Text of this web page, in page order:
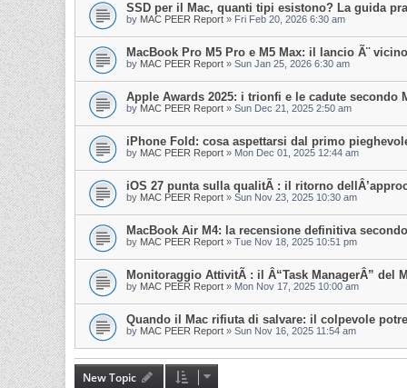
SSD per il Mac, quanti tipi esistono? La guida
by MAC PEER Report » Fri Feb 20, 2026 6:30 am
MacBook Pro M5 Pro e M5 Max: il lancio Ã¨
by MAC PEER Report » Sun Jan 25, 2026 6:30 am
Apple Awards 2025: i trionfi e le cadute secondo
by MAC PEER Report » Sun Dec 21, 2025 2:50 am
iPhone Fold: cosa aspettarsi dal primo
by MAC PEER Report » Mon Dec 01, 2025 12:44 am
iOS 27 punta sulla qualitÃ : il ritorno
by MAC PEER Report » Sun Nov 23, 2025 10:30 am
MacBook Air M4: la recensione definitiva
by MAC PEER Report » Tue Nov 18, 2025 10:51 pm
Monitoraggio AttivitÃ : il Â“Task ManagerÂ” del
by MAC PEER Report » Mon Nov 17, 2025 10:00 am
Quando il Mac rifiuta di salvare: il colpevole
by MAC PEER Report » Sun Nov 16, 2025 11:54 am
New Topic